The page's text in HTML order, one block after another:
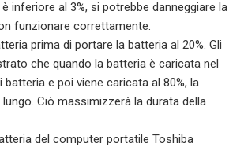
inferiore al 3%, si potrebbe danneggiare la
funzionare correttamente.
prima di portare la batteria al 20%. Gli
che quando la batteria è caricata nel
batteria e poi viene caricata al 80%, la
Ciò massimizzerà la durata della
del computer portatile Toshiba